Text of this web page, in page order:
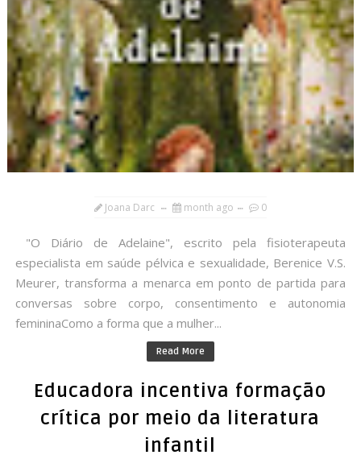
Joana Darc month ago 0
"O Diário de Adelaine", escrito pela fisioterapeuta
especialista em saúde pélvica e sexualidade, Berenice V.S.
Meurer, transforma a menarca em ponto de partida para
conversas sobre corpo, consentimento e autonomia
femininaComo a forma que a mulher...
Read More
Educadora incentiva formação
crítica por meio da literatura
infantil